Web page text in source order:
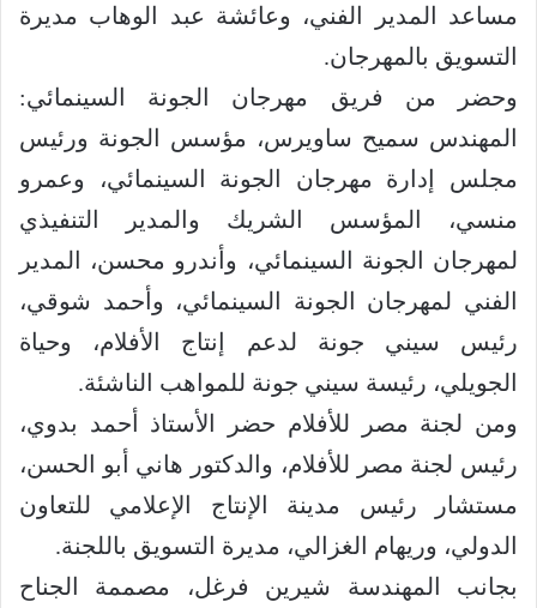
مساعد المدير الفني، وعائشة عبد الوهاب مديرة
التسويق بالمهرجان.
وحضر من فريق مهرجان الجونة السينمائي:
المهندس سميح ساويرس، مؤسس الجونة ورئيس
مجلس إدارة مهرجان الجونة السينمائي، وعمرو
منسي، المؤسس الشريك والمدير التنفيذي
لمهرجان الجونة السينمائي، وأندرو محسن، المدير
الفني لمهرجان الجونة السينمائي، وأحمد شوقي،
رئيس سيني جونة لدعم إنتاج الأفلام، وحياة
الجويلي، رئيسة سيني جونة للمواهب الناشئة.
ومن لجنة مصر للأفلام حضر الأستاذ أحمد بدوي،
رئيس لجنة مصر للأفلام، والدكتور هاني أبو الحسن،
مستشار رئيس مدينة الإنتاج الإعلامي للتعاون
الدولي، وريهام الغزالي، مديرة التسويق باللجنة.
بجانب المهندسة شيرين فرغل، مصممة الجناح